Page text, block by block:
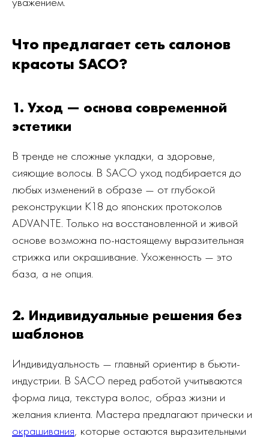
Что предлагает сеть салонов
красоты SACO?
1. Уход — основа современной
эстетики
В тренде не сложные укладки, а здоровые,
сияющие волосы. В SACO уход подбирается до
любых изменений в образе — от глубокой
реконструкции K18 до японских протоколов
ADVANTE. Только на восстановленной и живой
основе возможна по-настоящему выразительная
стрижка или окрашивание. Ухоженность — это
база, а не опция.
2. Индивидуальные решения без
шаблонов
Индивидуальность — главный ориентир в бьюти-
индустрии. В SACO перед работой учитываются
форма лица, текстура волос, образ жизни и
желания клиента. Мастера предлагают прически и
окрашивания, которые остаются выразительными